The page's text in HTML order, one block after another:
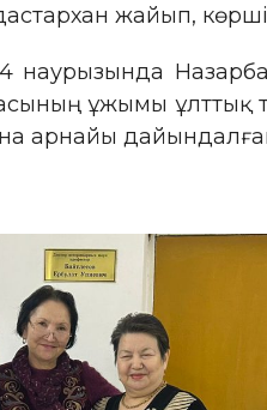
жайып,
наурызында
ұжымы ұлттық
арнайы